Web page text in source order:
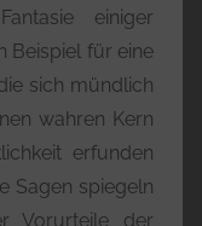
einiger
Beispiel für eine
sich mündlich
wahren Kern
erfunden
Sagen spiegeln
Vorurteile der